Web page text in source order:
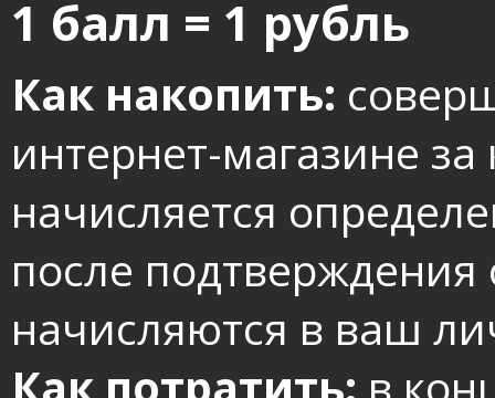
1 балл = 1 рубль
Как накопить:
интернет-магазине
начисляется
после
начисляются в ваш